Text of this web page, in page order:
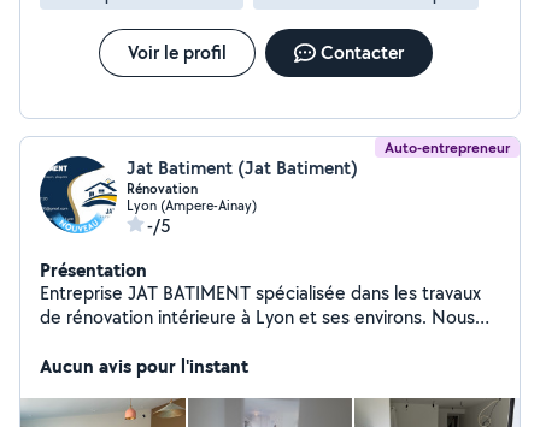
Voir le profil Contacter
Auto-entrepreneur
Jat Batiment (Jat Batiment)
Rénovation
Lyon (Ampere-Ainay)
-/5
Présentation
Entreprise JAT BATIMENT spécialisée dans les travaux
de rénovation intérieure à Lyon et ses environs. Nous
plâtre (placo), pose de carrelage et parquet. Travail
chantiers !
Aucun avis pour l'instant